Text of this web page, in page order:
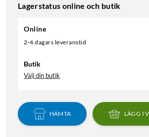
Lagerstatus online och butik
Online
2-4 dagars leveranstid
Butik
Välj din butik
HÄMTA LÄGG I